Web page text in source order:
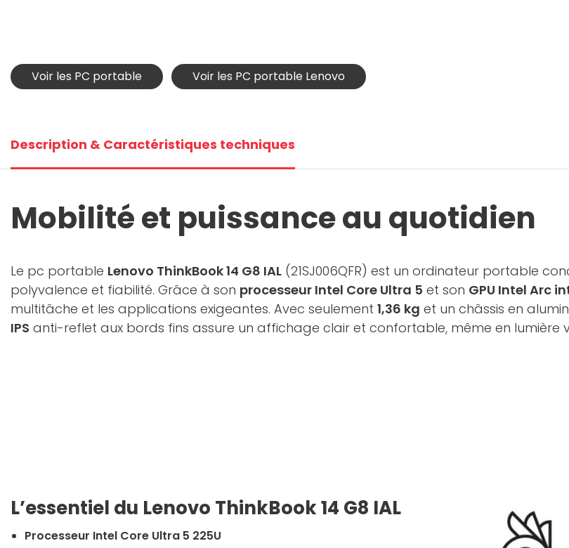
Voir les PC portable Voir les PC portable Lenovo
Description & Caractéristiques techniques
Mobilité et puissance au quotidien
Le pc portable Lenovo ThinkBook 14 G8 IAL (21SJ006QFR) est un ordinateur portable
polyvalence et fiabilité. Grâce à son processeur Intel Core Ultra 5 et son GPU Intel Arc
multitâche et les applications exigeantes. Avec seulement 1,36 kg et un châssis en
IPS anti-reflet aux bords fins assure un affichage clair et confortable, même en lumière
L’essentiel du Lenovo ThinkBook 14 G8 IAL
Processeur Intel Core Ultra 5 225U